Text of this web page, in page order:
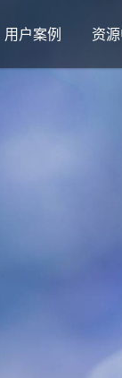
用户案例 资